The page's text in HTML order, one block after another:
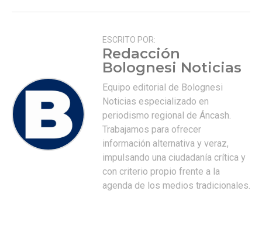
ESCRITO POR:
Redacción
Bolognesi Noticias
Equipo editorial de Bolognesi
Noticias especializado en
periodismo regional de Áncash.
Trabajamos para ofrecer
información alternativa y veraz,
impulsando una ciudadanía crítica y
con criterio propio frente a la
agenda de los medios tradicionales.